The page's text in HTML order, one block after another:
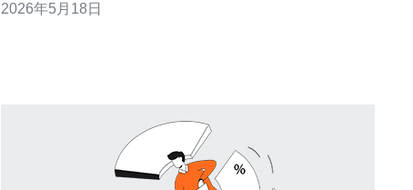
加速优化，可以显著降低总体成本。对于需要稳定国际链
2026年5月18日